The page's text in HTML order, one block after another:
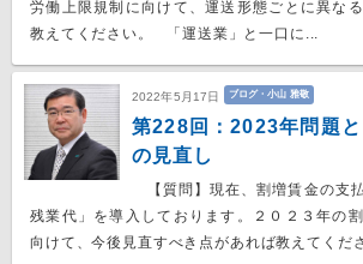
労働上限規制に向けて、運送形態ごとに異な
教えてください。 「運送業」と一口に...
2022年5月17日 ブログ・小山 雅敬
第228回：2023年問題と
の見直し
【質問】現在、割増賃金の支
残業代」を導入しております。２０２３年の
向けて、今後見直すべき点があれば教えてくだ